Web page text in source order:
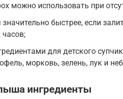
можно использовать при
значительно быстрее, если
часов;
для детского
морковь, зелень, лук и
ингредиенты